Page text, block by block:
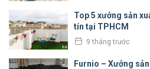
Top 5 xưởng sản
tín tại TPHCM
9 tháng trước
Furnio – Xưởng